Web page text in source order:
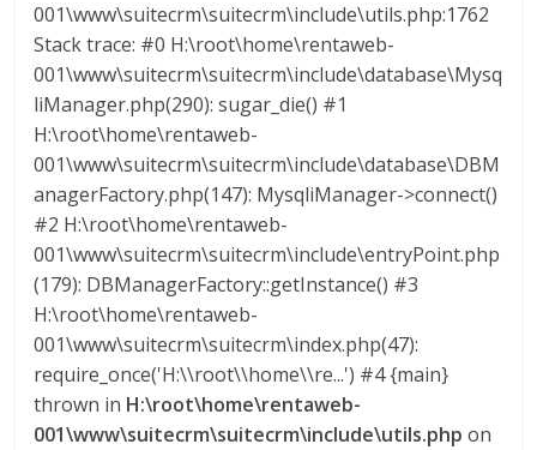
001\www\suitecrm\suitecrm\include\utils.php:1762
Stack trace: #0 H:\root\home\rentaweb-
001\www\suitecrm\suitecrm\include\database\Mysq
liManager.php(290): sugar_die() #1
H:\root\home\rentaweb-
001\www\suitecrm\suitecrm\include\database\DBM
anagerFactory.php(147): MysqliManager->connect()
#2 H:\root\home\rentaweb-
001\www\suitecrm\suitecrm\include\entryPoint.php
(179): DBManagerFactory::getInstance() #3
H:\root\home\rentaweb-
001\www\suitecrm\suitecrm\index.php(47):
require_once('H:\\root\\home\\re...') #4 {main}
thrown in H:\root\home\rentaweb-
001\www\suitecrm\suitecrm\include\utils.php on